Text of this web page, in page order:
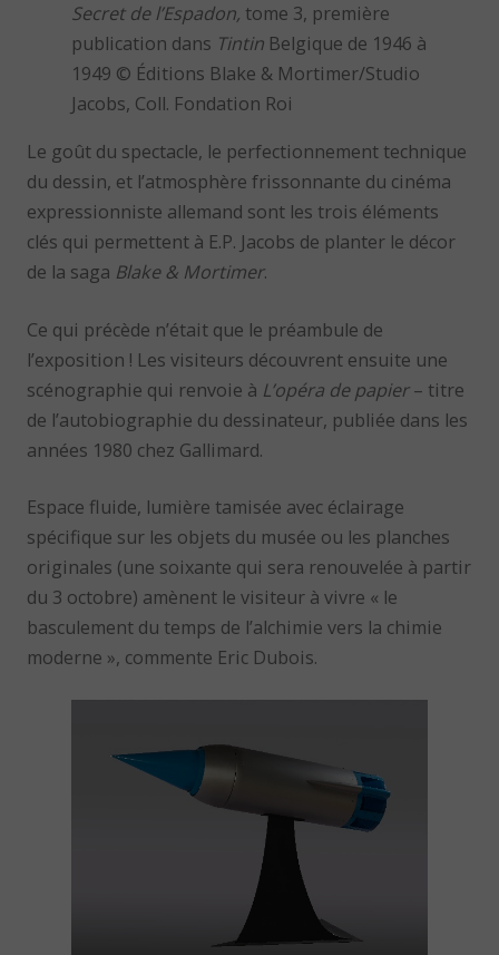
Secret de l’Espadon, tome 3, première
publication dans Tintin Belgique de 1946 à
1949 © Éditions Blake & Mortimer/Studio
Jacobs, Coll. Fondation Roi
Le goût du spectacle, le perfectionnement technique
du dessin, et l’atmosphère frissonnante du cinéma
expressionniste allemand sont les trois éléments
clés qui permettent à E.P. Jacobs de planter le décor
de la saga Blake & Mortimer.
Ce qui précède n’était que le préambule de
l’exposition ! Les visiteurs découvrent ensuite une
scénographie qui renvoie à L’opéra de papier– titre
de l’autobiographie du dessinateur, publiée dans les
années 1980 chez Gallimard.
Espace fluide, lumière tamisée avec éclairage
spécifique sur les objets du musée ou les planches
originales (une soixante qui sera renouvelée à partir
du 3 octobre) amènent le visiteur à vivre « le
basculement du temps de l’alchimie vers la chimie
moderne », commente Eric Dubois.